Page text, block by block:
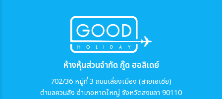
ห้างหุ้นส่วนจำกัด กู๊ด ฮอลิเดย์
702/36 หมู่ที่ 3 ถนนเลี่ยงเมือง (สายเอเซีย)
ตำบลควนลัง อำเภอหาดใหญ่ จังหวัดสงขลา 90110